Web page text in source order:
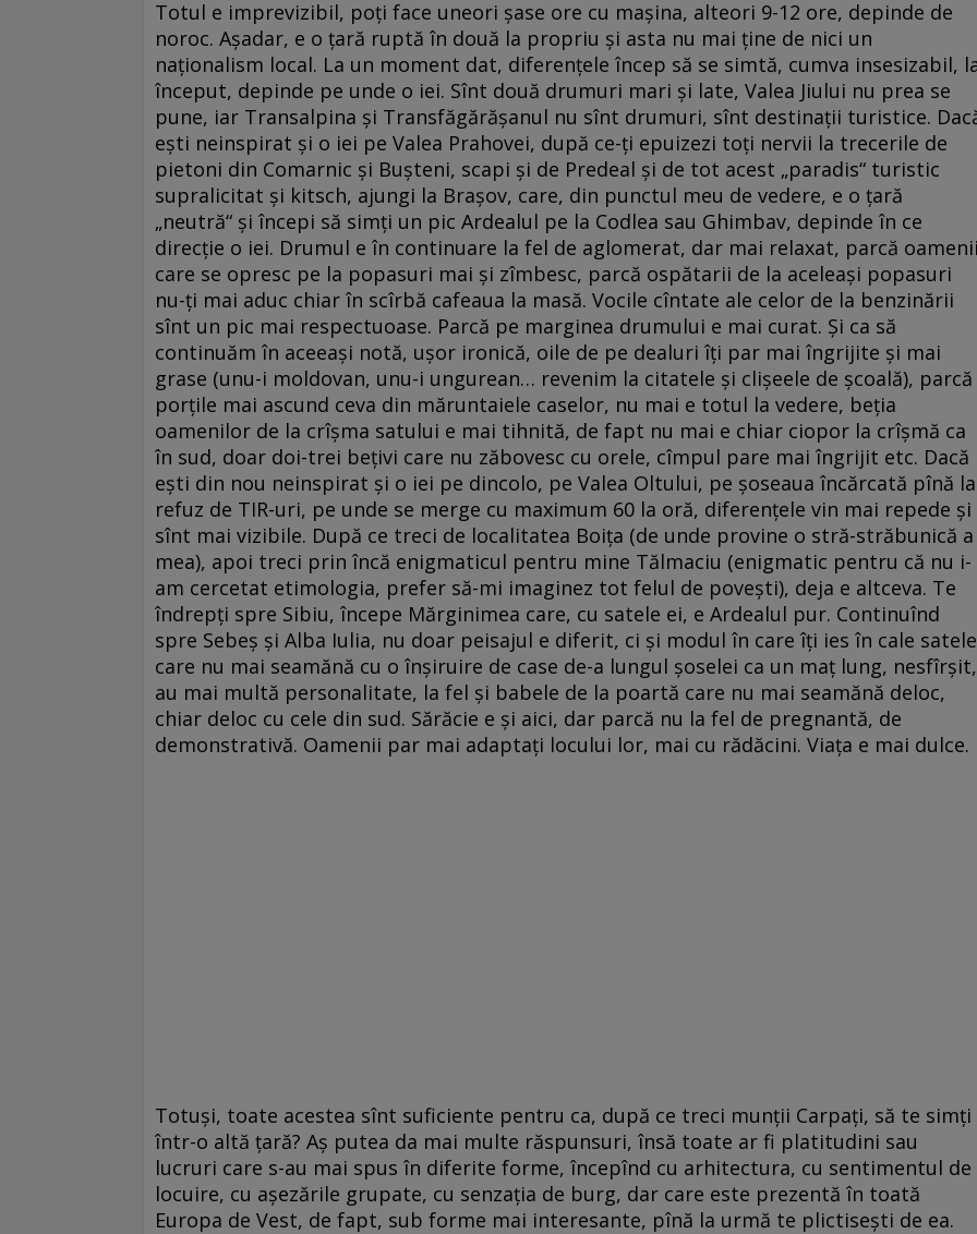
Totul e imprevizibil, poți face uneori șase ore cu mașina, alteori 9-12 ore, depinde de
noroc. Așadar, e o țară ruptă în două la propriu și asta nu mai ține de nici un
naționalism local. La un moment dat, diferențele încep să se simtă, cumva insesizabil,
început, depinde pe unde o iei. Sînt două drumuri mari și late, Valea Jiului nu prea se
pune, iar Transalpina și Transfăgărășanul nu sînt drumuri, sînt destinații turistice.
ești neinspirat și o iei pe Valea Prahovei, după ce-ți epuizezi toți nervii la trecerile de
pietoni din Comarnic și Bușteni, scapi și de Predeal și de tot acest „paradis“ turistic
supralicitat și kitsch, ajungi la Brașov, care, din punctul meu de vedere, e o țară
„neutră“ și începi să simți un pic Ardealul pe la Codlea sau Ghimbav, depinde în ce
direcție o iei. Drumul e în continuare la fel de aglomerat, dar mai relaxat, parcă oamenii
care se opresc pe la popasuri mai și zîmbesc, parcă ospătarii de la aceleași popasuri
nu-ți mai aduc chiar în scîrbă cafeaua la masă. Vocile cîntate ale celor de la benzinării
sînt un pic mai respectuoase. Parcă pe marginea drumului e mai curat. Și ca să
continuăm în aceeași notă, ușor ironică, oile de pe dealuri îți par mai îngrijite și mai
grase (unu-i moldovan, unu-i ungurean… revenim la citatele și clișeele de școală), parcă
porțile mai ascund ceva din măruntaiele caselor, nu mai e totul la vedere, beția
oamenilor de la crîșma satului e mai tihnită, de fapt nu mai e chiar ciopor la crîșmă ca
în sud, doar doi-trei bețivi care nu zăbovesc cu orele, cîmpul pare mai îngrijit etc. Dacă
ești din nou neinspirat și o iei pe dincolo, pe Valea Oltului, pe șoseaua încărcată pînă la
refuz de TIR-uri, pe unde se merge cu maximum 60 la oră, diferențele vin mai repede și
sînt mai vizibile. După ce treci de localitatea Boița (de unde provine o stră-străbunică a
mea), apoi treci prin încă enigmaticul pentru mine Tălmaciu (enigmatic pentru că nu i-
am cercetat etimologia, prefer să-mi imaginez tot felul de povești), deja e altceva. Te
îndrepți spre Sibiu, începe Mărginimea care, cu satele ei, e Ardealul pur. Continuînd
spre Sebeș și Alba Iulia, nu doar peisajul e diferit, ci și modul în care îți ies în cale satele
care nu mai seamănă cu o înșiruire de case de-a lungul șoselei ca un maț lung, nesfîrșit,
au mai multă personalitate, la fel și babele de la poartă care nu mai seamănă deloc,
chiar deloc cu cele din sud. Sărăcie e și aici, dar parcă nu la fel de pregnantă, de
demonstrativă. Oamenii par mai adaptați locului lor, mai cu rădăcini. Viața e mai dulce.
Totuși, toate acestea sînt suficiente pentru ca, după ce treci munții Carpați, să te simți
într-o altă țară? Aș putea da mai multe răspunsuri, însă toate ar fi platitudini sau
lucruri care s-au mai spus în diferite forme, începînd cu arhitectura, cu sentimentul de
locuire, cu așezările grupate, cu senzația de burg, dar care este prezentă în toată
Europa de Vest, de fapt, sub forme mai interesante, pînă la urmă te plictisești de ea.